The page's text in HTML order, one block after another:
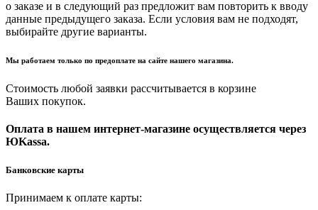
о заказе и в следующий раз предложит вам повторить к вводу
данные предыдущего заказа. Если условия вам не подходят,
выбирайте другие варианты.
Мы работаем только по предоплате на сайте нашего магазина.
Стоимость любой заявки рассчитывается в корзине
Ваших покупок.
Оплата в нашем интернет-магазине осуществляется через
ЮKassa.
Банковские карты
Принимаем к оплате карты: